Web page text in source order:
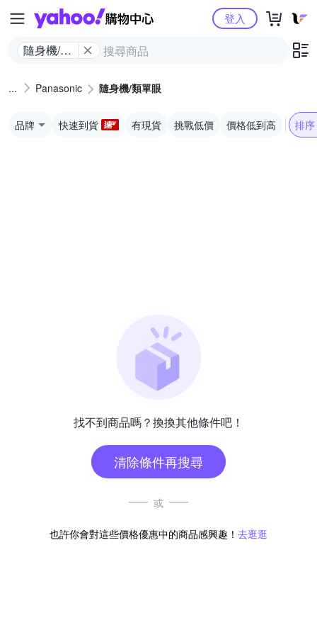
Yahoo購物中心
隨身機/類
登入
Panasonic 隨身機/類單眼
品牌 快速到貨 有現貨 挑戰低價 價格低到高 排序
找不到商品嗎？換換其他條件吧！
清除條件再搜尋
或
也許你會對這些價格優惠中的商品感興趣！ 去逛逛